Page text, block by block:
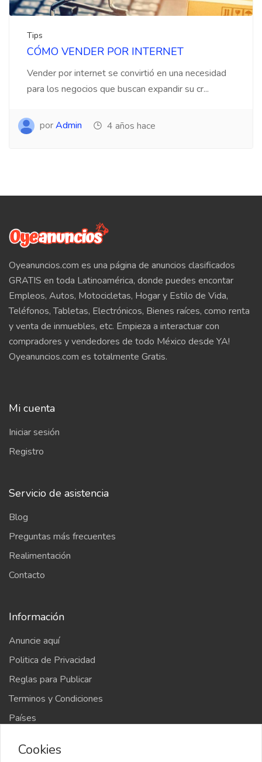
Tips
CÓMO VENDER POR INTERNET
Vender por internet se convirtió en una necesidad
para los negocios que buscan expandir su cr...
porAdmin 4 años hace
Oyeanuncios.com es una página de anuncios clasificados
GRATIS en toda Latinoamérica, donde puedes encontar
Empleos, Autos, Motocicletas, Hogar y Estilo de Vida,
Teléfonos, Tabletas, Electrónicos, Bienes raíces, como renta
y venta de inmuebles, etc. Empieza a interactuar con
compradores y vendedores de todo México desde YA!
Oyeanuncios.com es totalmente Gratis.
Mi cuenta
Iniciar sesión
Registro
Servicio de asistencia
Blog
Preguntas más frecuentes
Realimentación
Contacto
Información
Anuncie aquí
Politica de Privacidad
Reglas para Publicar
Terminos y Condiciones
Países
Cookies